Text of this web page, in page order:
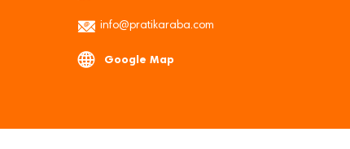
info@pratikaraba.com
Google Map